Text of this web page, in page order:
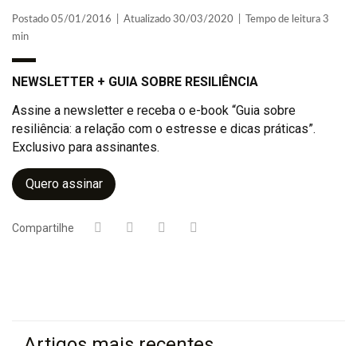
Postado 05/01/2016 | Atualizado 30/03/2020 | Tempo de leitura 3
min
NEWSLETTER + GUIA SOBRE RESILIÊNCIA
Assine a newsletter e receba o e-book “Guia sobre
resiliência: a relação com o estresse e dicas práticas”.
Exclusivo para assinantes.
Quero assinar
Compartilhe